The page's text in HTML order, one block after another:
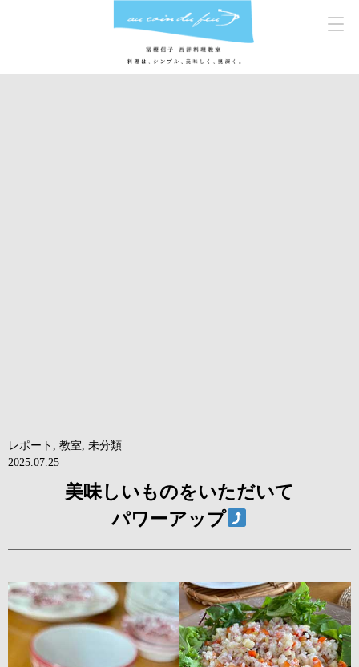
レポート 教室 未分類
2025.07.25
美味しいものをいただいて
パワーアップ